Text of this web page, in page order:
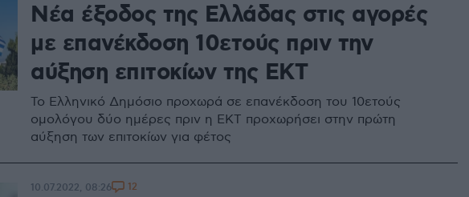
Νέα έξοδος της Ελλάδας στις αγορές
με επανέκδοση 10ετούς πριν την
αύξηση επιτοκίων της ΕΚΤ
Το Ελληνικό Δημόσιο προχωρά σε επανέκδοση του 10ετούς
ομολόγου δύο ημέρες πριν η ΕΚΤ προχωρήσει στην πρώτη
αύξηση των επιτοκίων για φέτος
10.07.2022, 08:26 12